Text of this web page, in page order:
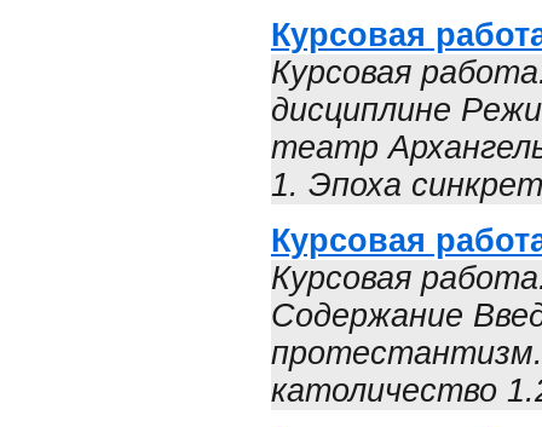
Курсовая
Курсовая
дисциплине
театр
1. Эпоха
Курсовая
Курсовая
Содержание
протестантизм.
католичество